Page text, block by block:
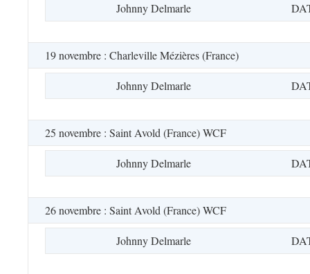
Johnny Delmarle
19 novembre : Charleville Mézières (France)
Johnny Delmarle
25 novembre : Saint Avold (France) WCF
Johnny Delmarle
26 novembre : Saint Avold (France) WCF
Johnny Delmarle